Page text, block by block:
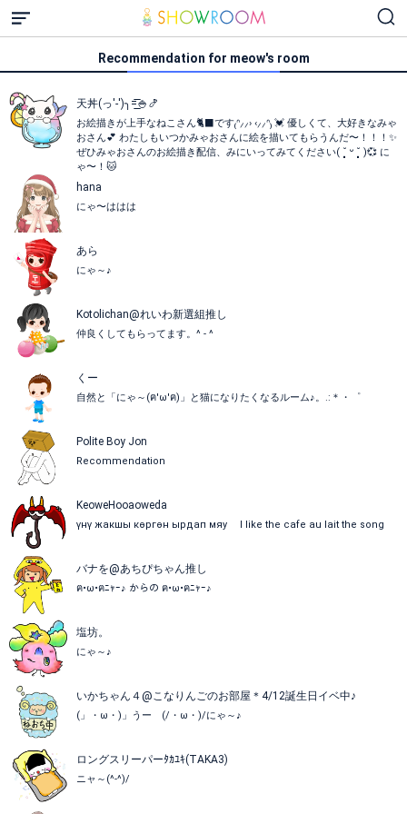
Recommendation for meow's room
天丼(っ'-')╮=͟͟͞͞🍚🍤
お絵描きが上手なねこさん🐈‍⬛です₍ᐢ⸝⸝› ‹⸝⸝ᐢ₎ 💓 優しくて、大好きなみゃ
おさん💕 わたしもいつかみゃおさんに絵を描いてもらうんだ〜！！！✨
ぜひみゃおさんのお絵描き配信、みにいってみてください( ˘͈ ᵕ ˘͈ )💞 に
ゃ〜！🐱
hana
にゃ〜ははは
あら
にゃ～♪
Kotolichan@れいわ新選組推し
仲良くしてもらってます。^ - ^
くー
自然と「にゃ～(ฅ'ω'ฅ)」と猫になりたくなるルーム♪。.:＊・゜
Polite Boy Jon
Recommendation
KeoweHooaoweda
үнү жакшы көргөн ырдап мяу I like the cafe au lait the song
バナを@あちぴちゃん推し
ฅ•ω•ฅﾆｬｰ♪ からの ฅ•ω•ฅﾆｬｰ♪
塩坊。
にゃ～♪
いかちゃん４@こなりんごのお部屋＊4/12誕生日イベ中♪
(」・ω・)」うー (/・ω・)/にゃ～♪
ロングスリーパーﾀｶﾕｷ(TAKA3)
ニャ～(^-^)/